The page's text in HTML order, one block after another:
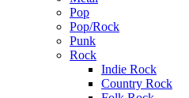
Pop
Pop/Rock
Punk
Rock
Indie Rock
Country Rock